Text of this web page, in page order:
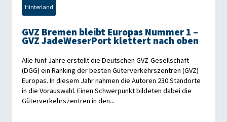
Hinterland
GVZ Bremen bleibt Europas Nummer 1 –
GVZ JadeWeserPort klettert nach oben
Alle fünf Jahre erstellt die Deutschen GVZ-Gesellschaft
(DGG) ein Ranking der besten Güterverkehrszentren (GVZ)
Europas. In diesem Jahr nahmen die Autoren 230 Standorte
in die Vorauswahl. Einen Schwerpunkt bildeten dabei die
Güterverkehrszentren in den...